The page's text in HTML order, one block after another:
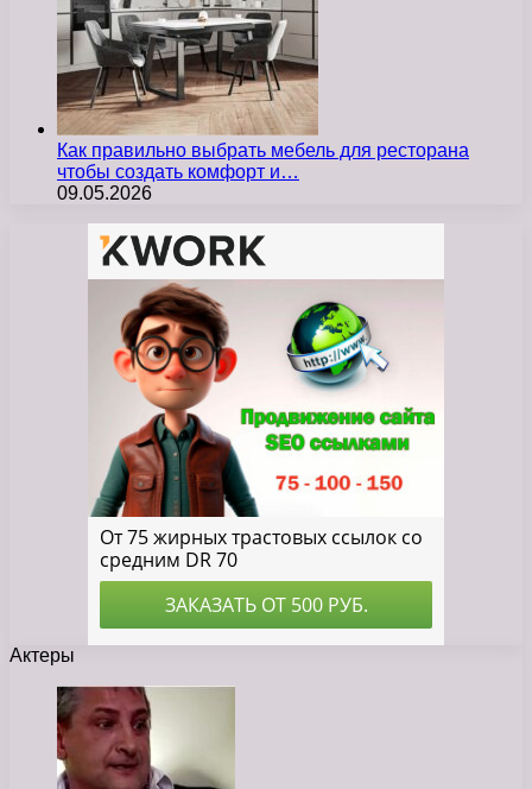
Как правильно выбрать мебель для ресторана
чтобы создать комфорт и…
09.05.2026
Актеры